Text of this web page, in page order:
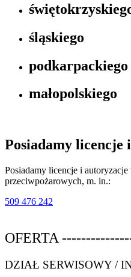
śląskiego
podkarpackiego
małopolskiego
Posiadamy licencje i
Posiadamy licencje i
przeciwpożarowych, m. in.:
509 476 242
OFERTA
DZIAŁ SERWISOWY /